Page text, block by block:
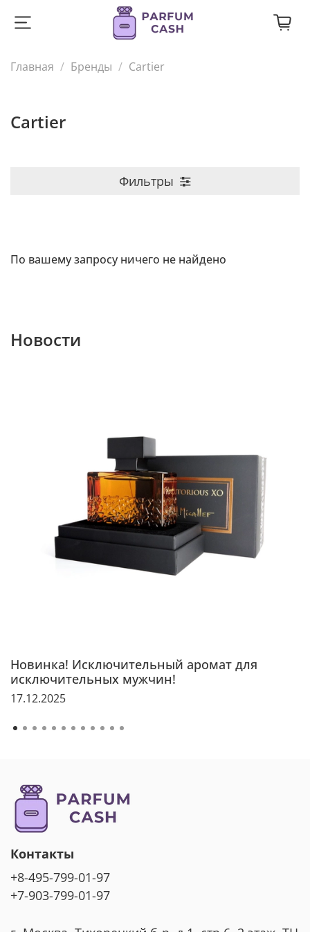
Главная Бренды Cartier
Cartier
Фильтры
По вашему запросу ничего не найдено
Новости
Новинка! Исключительный аромат для
исключительных мужчин!
17.12.2025
Контакты
+8-495-799-01-97
+7-903-799-01-97